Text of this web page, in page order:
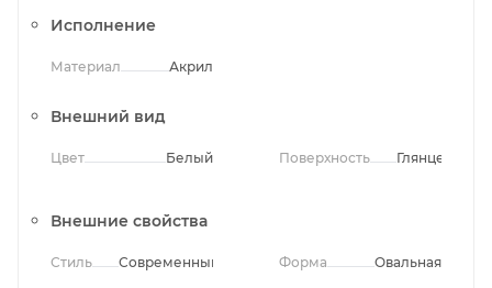
Исполнение
Материал Акрил
Внешний вид
Цвет Белый Поверхность Глянцевая
Внешние свойства
Стиль Современный Форма Овальная